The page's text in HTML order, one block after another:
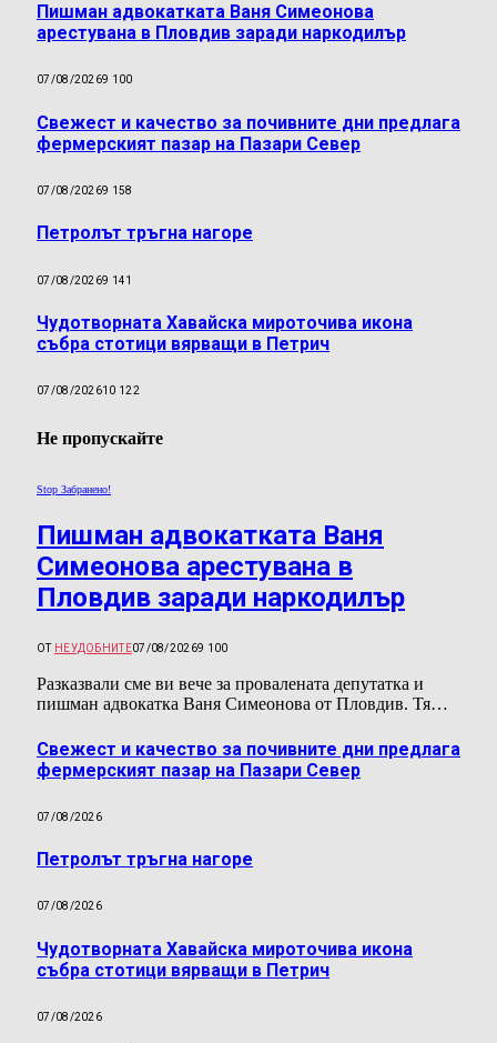
Пишман адвокатката Ваня Симеонова
арестувана в Пловдив заради наркодилър
07/08/20269 100
Свежест и качество за почивните дни предлага
фермерският пазар на Пазари Север
07/08/20269 158
Петролът тръгна нагоре
07/08/20269 141
Чудотворната Хавайска мироточива икона
събра стотици вярващи в Петрич
07/08/202610 122
Не пропускайте
Stop Забранено!
Пишман адвокатката Ваня
Симеонова арестувана в
Пловдив заради наркодилър
ОТ НЕУДОБНИТЕ07/08/20269 100
Разказвали сме ви вече за провалената депутатка и
пишман адвокатка Ваня Симеонова от Пловдив. Тя…
Свежест и качество за почивните дни предлага
фермерският пазар на Пазари Север
07/08/2026
Петролът тръгна нагоре
07/08/2026
Чудотворната Хавайска мироточива икона
събра стотици вярващи в Петрич
07/08/2026